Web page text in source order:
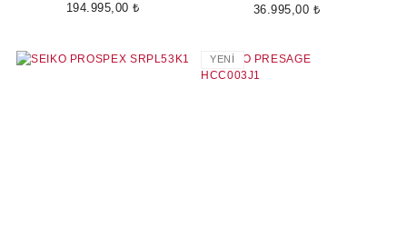
194.995,00 ₺ 36.995,00 ₺
YENİ